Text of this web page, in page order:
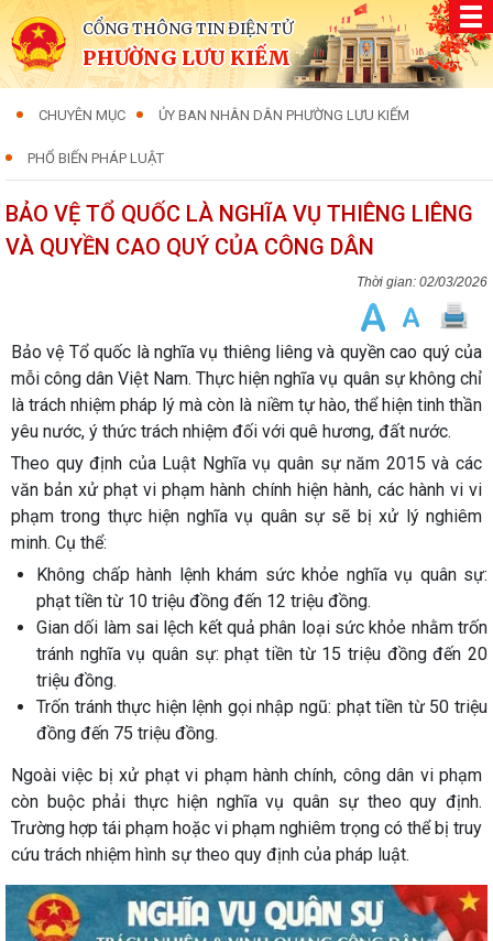
CỔNG THÔNG TIN ĐIỆN TỬ
PHƯỜNG LƯU KIẾM
CHUYÊN MỤC ỦY BAN NHÂN DÂN PHƯỜNG LƯU KIẾM
PHỔ BIẾN PHÁP LUẬT
BẢO VỆ TỔ QUỐC LÀ NGHĨA VỤ THIÊNG LIÊNG
VÀ QUYỀN CAO QUÝ CỦA CÔNG DÂN
02/03/2026
Bảo vệ Tổ quốc là nghĩa vụ thiêng liêng và quyền cao quý của
mỗi công dân Việt Nam. Thực hiện nghĩa vụ quân sự không chỉ
là trách nhiệm pháp lý mà còn là niềm tự hào, thể hiện tinh thần
yêu nước, ý thức trách nhiệm đối với quê hương, đất nước.
Theo quy định của Luật Nghĩa vụ quân sự năm 2015 và các
văn bản xử phạt vi phạm hành chính hiện hành, các hành vi vi
phạm trong thực hiện nghĩa vụ quân sự sẽ bị xử lý nghiêm
minh. Cụ thể:
Không chấp hành lệnh khám sức khỏe nghĩa vụ quân sự:
phạt tiền từ 10 triệu đồng đến 12 triệu đồng.
Gian dối làm sai lệch kết quả phân loại sức khỏe nhằm trốn
tránh nghĩa vụ quân sự: phạt tiền từ 15 triệu đồng đến 20
triệu đồng.
Trốn tránh thực hiện lệnh gọi nhập ngũ: phạt tiền từ 50 triệu
đồng đến 75 triệu đồng.
Ngoài việc bị xử phạt vi phạm hành chính, công dân vi phạm
còn buộc phải thực hiện nghĩa vụ quân sự theo quy định.
Trường hợp tái phạm hoặc vi phạm nghiêm trọng có thể bị truy
cứu trách nhiệm hình sự theo quy định của pháp luật.